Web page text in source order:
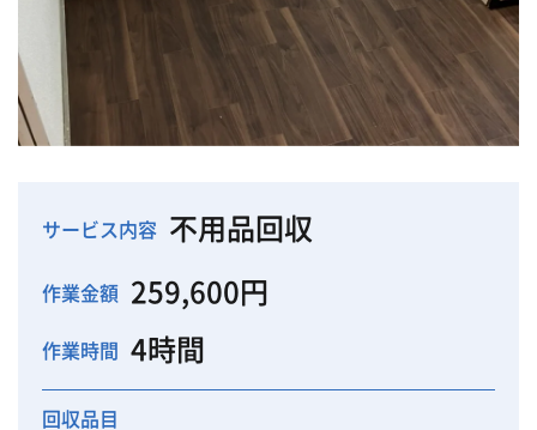
サービス内容 不用品回収
作業金額 259,600円
作業時間 4時間
回収品目